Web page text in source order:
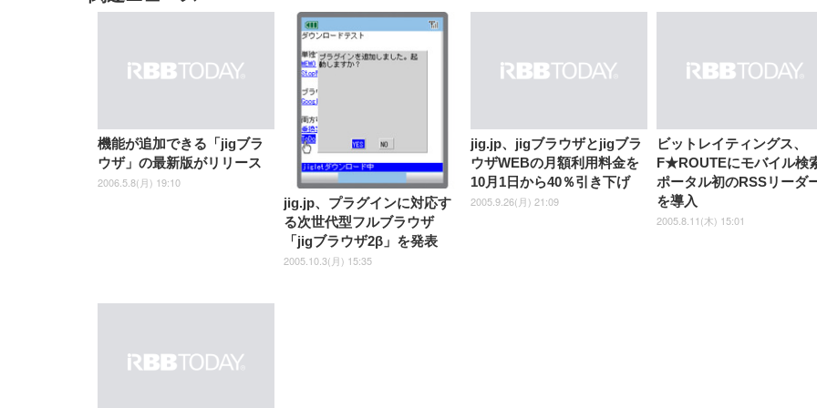
ト 約105度ロッキング pc 事務
椅子 360度回転 座面昇降 強化
￥5,699
SIHOO B100 オフィスチェア
／デスクチェア メッシュチェ
ア 人間工学 疲れない ブラッ
￥27,999
Sezlife オフィスチェア デスク
チェア 強化バックレスト 30
度ロッキング機能 人間工学 椅
子 腰サポート 90度跳ね上げ
しゃれ パソコンチェア (ブラ
ック)
ロッキング機能 人間工学 椅子
腰サポート 90度跳ね上げ式ア
ゃれ パソコンチェア (ホワイ
ト)
￥7,680
ANDWINT オフィスチ
ス圧無段階昇降 360度
￥4,139
EIZO ビジネス向けプレミア
￥105,595
EIZO ビジネス向けプレミア
ムモニター | FlexScan
EV2740X-WT | 27.0型4K
UHD・USB Type-C・ホワイ
￥109,572
【純正品】27"ゲーミングモ
ニター DualSense 充電フッ
【整備済み品】Dell
沢 HDMI/DisplayPort/VGA
スピーカー内蔵 高さ調整 ス
￥15,800
【MiniLED/24.5inch/280Hz/
1ms FHD 量子ドット 残像低減
￥34,980
￥3,373
Amazonベーシック ペットシ
ーツ 厚型 ワイド 42枚x2袋(84
枚) ホワイト(吸収面:ライトブ
ネオ・ルーライフ ネオ・オム
￥1,800
ペットシーツ 超厚型 お徳用
ワイド 100枚入 (x 1) (ケース
￥3,670 ￥3,731
機能が追加できる「jigブラ
ウザ」の最新版がリリース
2006.5.8(月) 19:10
jig.jp、プラグインに対応す
る次世代型フルブラウザ
「jigブラウザ2β」を発表
2005.10.3(月) 15:35
jig.jp、jigブラウザとjigブラ
ウザWEBの月額利用料金を
10月1日から40％引き下げ
2005.9.26(月) 21:09
ビットレイティングス、
F★ROUTEにモバイル検
ポータル初のRSSリーダ
を導入
2005.8.11(木) 15:01